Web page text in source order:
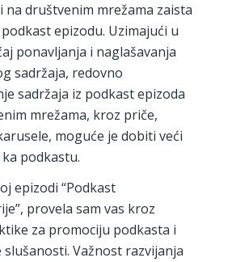
na društvenim mrežama zaista
epizodu. Uzimajući u
ponavljanja i naglašavanja
sadržaja, redovno
sadržaja iz podkast epizoda
mrežama, kroz priče,
moguće je dobiti veći
podkastu.
epizodi “Podkast
provela sam vas kroz
za promociju podkasta i
slušanosti. Važnost razvijanja